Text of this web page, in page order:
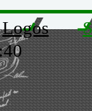
Logos